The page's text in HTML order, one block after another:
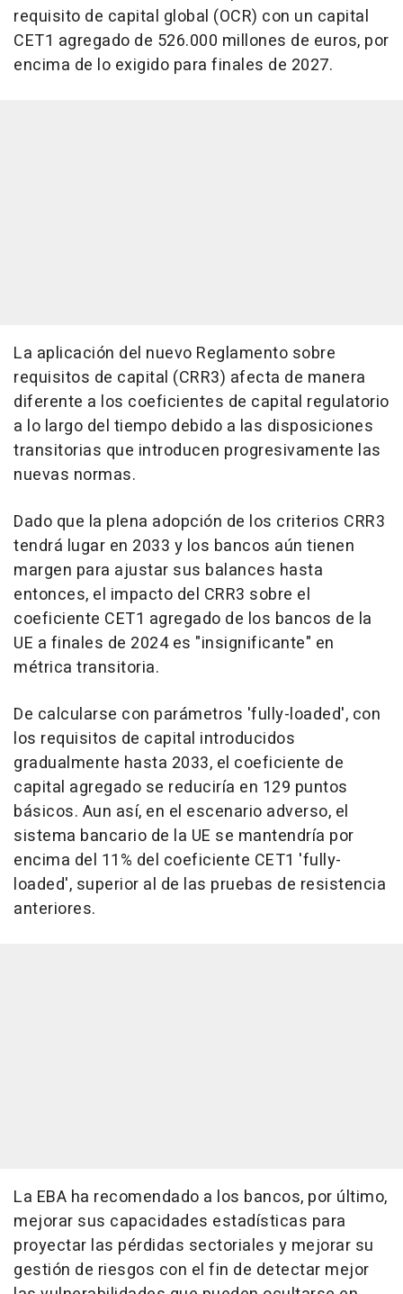
requisito de capital global (OCR) con un capital
CET1 agregado de 526.000 millones de euros, por
encima de lo exigido para finales de 2027.
La aplicación del nuevo Reglamento sobre
requisitos de capital (CRR3) afecta de manera
diferente a los coeficientes de capital regulatorio
a lo largo del tiempo debido a las disposiciones
transitorias que introducen progresivamente las
nuevas normas.
Dado que la plena adopción de los criterios CRR3
tendrá lugar en 2033 y los bancos aún tienen
margen para ajustar sus balances hasta
entonces, el impacto del CRR3 sobre el
coeficiente CET1 agregado de los bancos de la
UE a finales de 2024 es "insignificante" en
métrica transitoria.
De calcularse con parámetros 'fully-loaded', con
los requisitos de capital introducidos
gradualmente hasta 2033, el coeficiente de
capital agregado se reduciría en 129 puntos
básicos. Aun así, en el escenario adverso, el
sistema bancario de la UE se mantendría por
encima del 11% del coeficiente CET1 'fully-
loaded', superior al de las pruebas de resistencia
anteriores.
La EBA ha recomendado a los bancos, por último,
mejorar sus capacidades estadísticas para
proyectar las pérdidas sectoriales y mejorar su
gestión de riesgos con el fin de detectar mejor